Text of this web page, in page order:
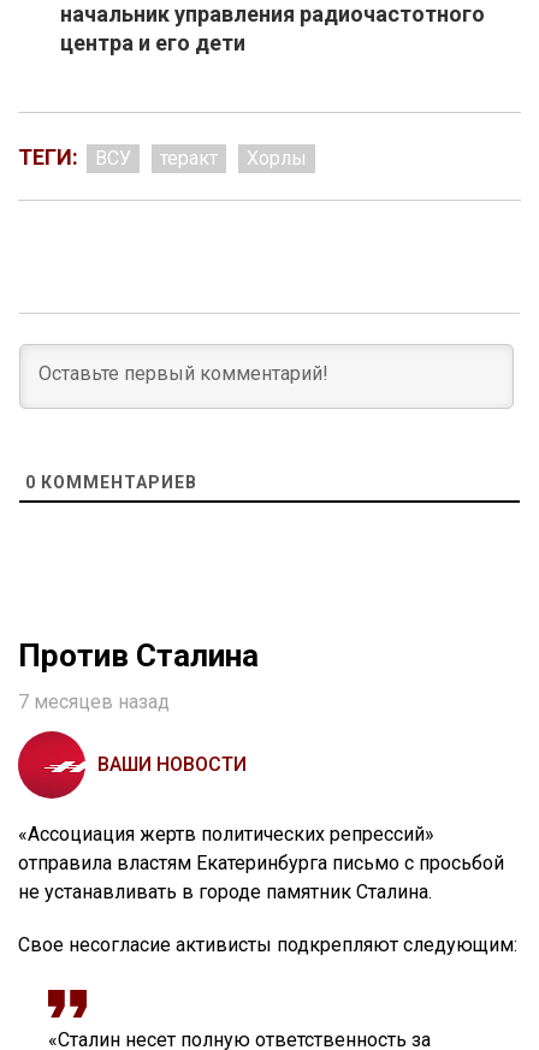
начальник управления радиочастотного
центра и его дети
ТЕГИ: ВСУ теракт Хорлы
0 КОММЕНТАРИЕВ
Против Сталина
7 месяцев назад
ВАШИ НОВОСТИ
«Ассоциация жертв политических репрессий»
отправила властям Екатеринбурга письмо с просьбой
не устанавливать в городе памятник Сталина.
Свое несогласие активисты подкрепляют следующим:
«Сталин несет полную ответственность за